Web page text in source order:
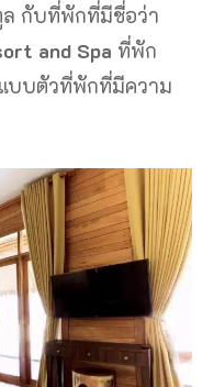
ล กับที่พักที่มีชื่อว่า
and Spa ที่พัก
บบตัวที่พักที่มีความ